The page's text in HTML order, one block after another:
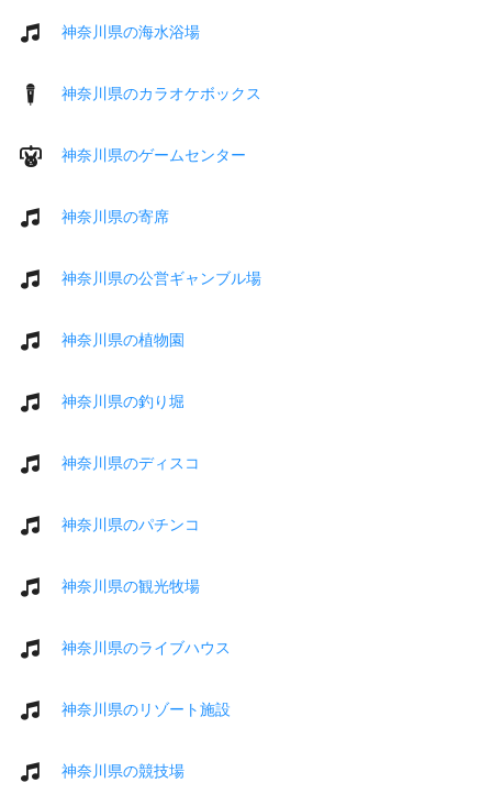
神奈川県の海水浴場
神奈川県のカラオケボックス
神奈川県のゲームセンター
神奈川県の寄席
神奈川県の公営ギャンブル場
神奈川県の植物園
神奈川県の釣り堀
神奈川県のディスコ
神奈川県のパチンコ
神奈川県の観光牧場
神奈川県のライブハウス
神奈川県のリゾート施設
神奈川県の競技場